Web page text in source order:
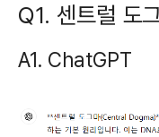
Q1. 센트럴 도
A1. ChatGPT